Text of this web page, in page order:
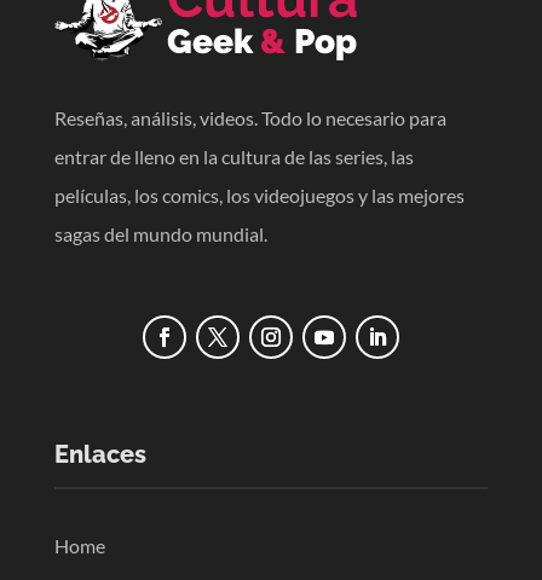
Reseñas, análisis, videos. Todo lo necesario para
entrar de lleno en la cultura de las series, las
películas, los comics, los videojuegos y las mejores
sagas del mundo mundial.
Enlaces
Home